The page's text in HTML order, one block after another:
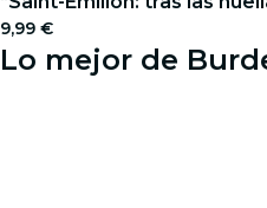
Isaac Newton"
9,99 €
Lo mejor de